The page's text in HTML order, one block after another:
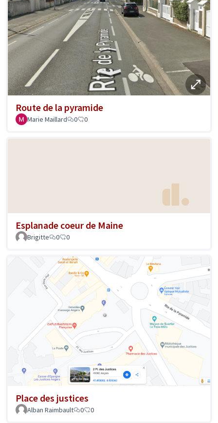
Route de la pyramide
Marie Maillard 0 0
Esplanade coeur de Maine
Brigitte 0 0
Place des justices
Alban Raimbault 0 0